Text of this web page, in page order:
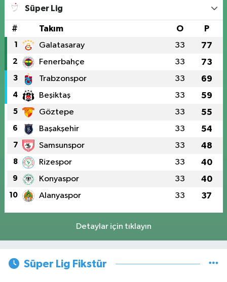
Süper Lig
# Takım O P
1 Galatasaray 33 77
2 Fenerbahçe 33 73
3 Trabzonspor 33 69
4 Beşiktaş 33 59
5 Göztepe 33 55
6 Başakşehir 33 54
7 Samsunspor 33 48
8 Rizespor 33 40
9 Konyaspor 33 40
10 Alanyaspor 33 37
Detaylar için tıklayın
Süper Lig Fikstür